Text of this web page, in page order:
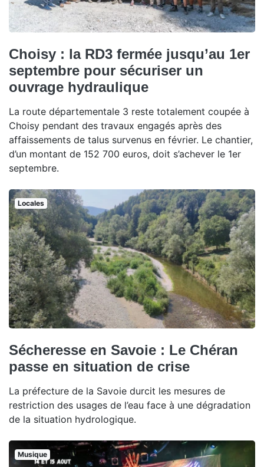
Choisy : la RD3 fermée jusqu’au 1er
septembre pour sécuriser un
ouvrage hydraulique
La route départementale 3 reste totalement coupée à
Choisy pendant des travaux engagés après des
affaissements de talus survenus en février. Le chantier,
d’un montant de 152 700 euros, doit s’achever le 1er
septembre.
Locales
Sécheresse en Savoie : Le Chéran
passe en situation de crise
La préfecture de la Savoie durcit les mesures de
restriction des usages de l’eau face à une dégradation
de la situation hydrologique.
Musique